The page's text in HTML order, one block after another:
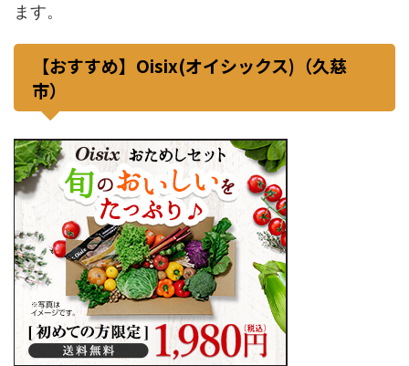
ます。
【おすすめ】Oisix(オイシックス)（久慈
市）